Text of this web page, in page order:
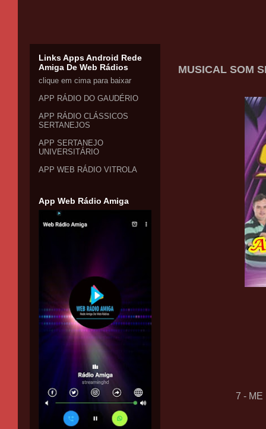
MUSICAL SOM
7 - ME
Links Apps Android Rede
Amiga De Web Rádios
clique em cima para baixar
APP RÁDIO DO GAUDÉRIO
APP RÁDIO CLÁSSICOS
SERTANEJOS
APP SERTANEJO
UNIVERSITÁRIO
APP WEB RÁDIO VITROLA
App Web Rádio Amiga